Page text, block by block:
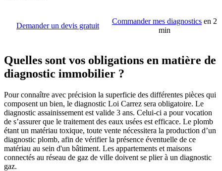
Demander un devis gratuit
Commander mes diagnostics en 2
min
Quelles sont vos obligations en matière de
diagnostic immobilier ?
Pour connaître avec précision la superficie des différentes pièces qui
composent un bien, le diagnostic Loi Carrez sera obligatoire. Le
diagnostic assainissement est valide 3 ans. Celui-ci a pour vocation
de s’assurer que le traitement des eaux usées est efficace. Le plomb
étant un matériau toxique, toute vente nécessitera la production d’un
diagnostic plomb, afin de vérifier la présence éventuelle de ce
matériau au sein d'un bâtiment. Les appartements et maisons
connectés au réseau de gaz de ville doivent se plier à un diagnostic
gaz.